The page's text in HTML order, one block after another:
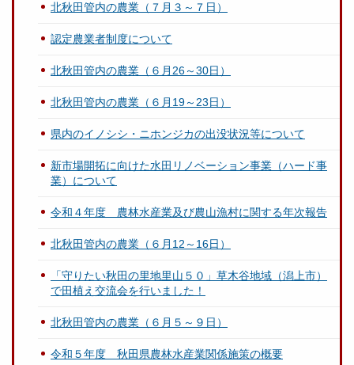
北秋田管内の農業（７月３～７日）
認定農業者制度について
北秋田管内の農業（６月26～30日）
北秋田管内の農業（６月19～23日）
県内のイノシシ・ニホンジカの出没状況等について
新市場開拓に向けた水田リノベーション事業（ハード事
業）について
令和４年度 農林水産業及び農山漁村に関する年次報告
北秋田管内の農業（６月12～16日）
「守りたい秋田の里地里山５０」草木谷地域（潟上市）
で田植え交流会を行いました！
北秋田管内の農業（６月５～９日）
令和５年度 秋田県農林水産業関係施策の概要